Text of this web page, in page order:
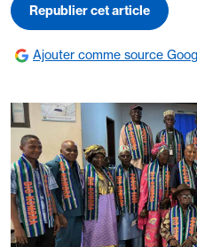
Republier cet article
Ajouter comme source